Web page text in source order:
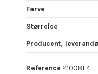
Farve
Størrelse
Producent,
Reference 21008F4